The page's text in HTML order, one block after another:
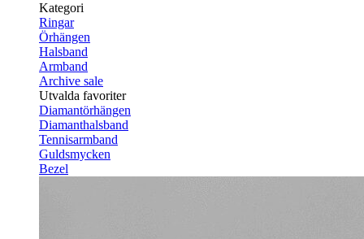
Kategori
Ringar
Örhängen
Halsband
Armband
Archive sale
Utvalda favoriter
Diamantörhängen
Diamanthalsband
Tennisarmband
Guldsmycken
Bezel